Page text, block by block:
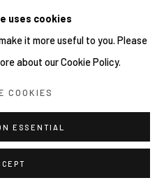
uses cookies
it more useful to you. Please
about our Cookie Policy.
COOKIES
ESSENTIAL